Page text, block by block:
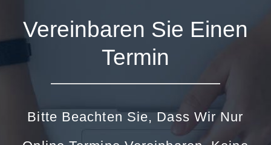
Vereinbaren Sie Einen
Termin
Bitte Beachten Sie, Dass Wir Nur